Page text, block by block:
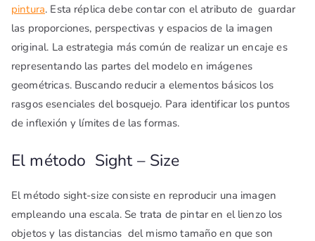
pintura. Esta réplica debe contar con el atributo de guardar
las proporciones, perspectivas y espacios de la imagen
original. La estrategia más común de realizar un encaje es
representando las partes del modelo en imágenes
geométricas. Buscando reducir a elementos básicos los
rasgos esenciales del bosquejo. Para identificar los puntos
de inflexión y límites de las formas.
El método Sight – Size
El método sight-size consiste en reproducir una imagen
empleando una escala. Se trata de pintar en el lienzo los
objetos y las distancias del mismo tamaño en que son